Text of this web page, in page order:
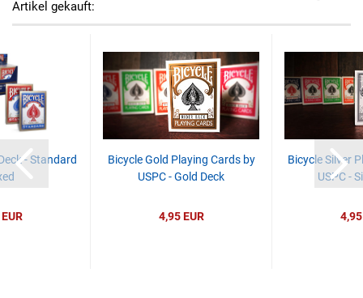
Artikel gekauft:
- Standard
Bicycle Gold Playing Cards by
USPC - Gold Deck
4,95 EUR
Bicycle Silver
USPC -
4,95